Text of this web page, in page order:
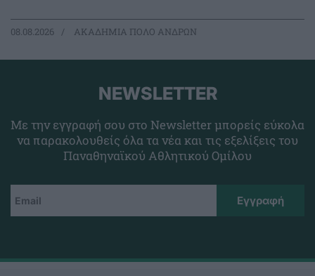
08.08.2026 ΑΚΑΔΗΜΙΑ ΠΟΛΟ ΑΝΔΡΩΝ
NEWSLETTER
Με την εγγραφή σου στο Newsletter μπορείς εύκολα
να παρακολουθείς όλα τα νέα και τις εξελίξεις του
Παναθηναϊκού Αθλητικού Ομίλου